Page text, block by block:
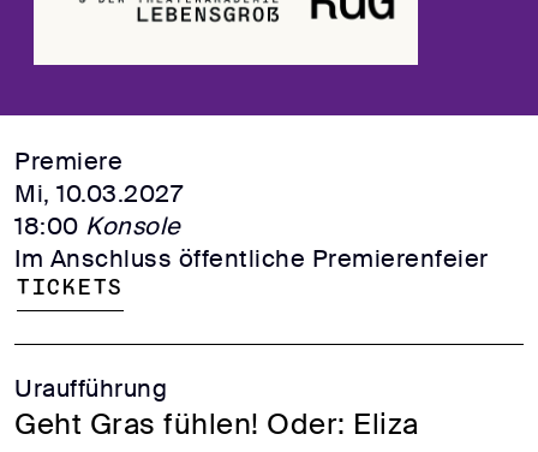
Premiere
Mi, 10.03.2027
18:00 Konsole
Im Anschluss öffentliche Premierenfeier
Tickets
Uraufführung
Geht Gras fühlen! Oder: Eliza